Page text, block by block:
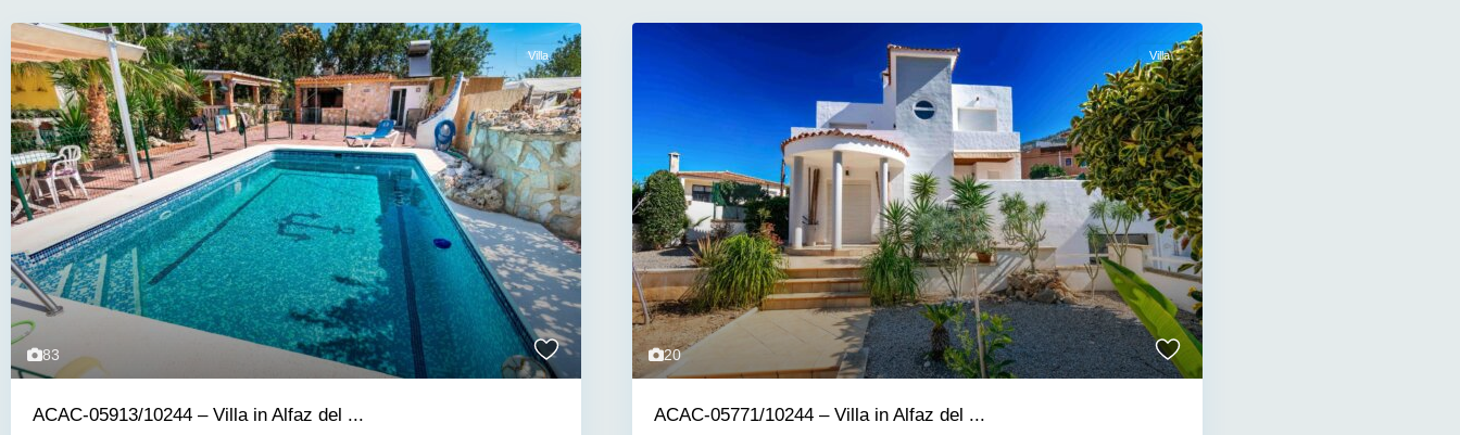
83
Villa
ACAC-05913/10244 – Villa in Alfaz del ...
20
Villa
ACAC-05771/10244 – Villa in Alfaz del ...